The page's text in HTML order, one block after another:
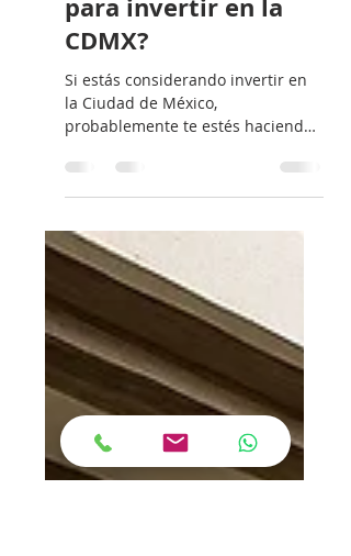
¿Es buen momento
para invertir en la
CDMX?
Si estás considerando invertir en
la Ciudad de México,
probablemente te estés haciendo
esperar o es momento de tomar
posición?